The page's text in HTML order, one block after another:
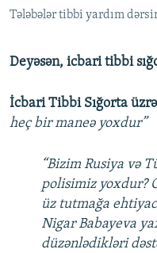
AZADLIQRADIOSU MOBIL
RFE/RL-in bütün
Tələbələr tibbi yardım
Deyəsən, icbari tibbi
İcbari Tibbi Sığorta
heç bir maneə yoxdur”
“Bizim Rusiya və
polisimiz yoxdur?
üz tutmağa
Nigar Babayeva
düzənlədikləri